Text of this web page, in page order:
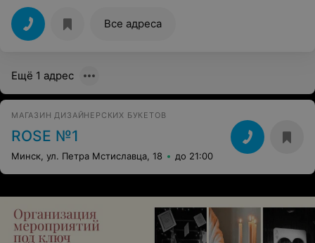
Все адреса
Ещё 1 адрес
МАГАЗИН ДИЗАЙНЕРСКИХ БУКЕТОВ
ROSE №1
Минск, ул. Петра Мстиславца, 18 до 21:00